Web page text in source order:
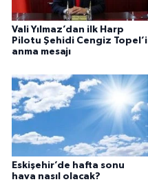
Vali Yılmaz’dan ilk Harp
Pilotu Şehidi Cengiz Topel’i
anma mesajı
Eskişehir’de hafta sonu
hava nasıl olacak?